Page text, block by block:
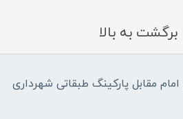
برگشت به بالا
مقابل پارکینگ طبقاتی شهرداری